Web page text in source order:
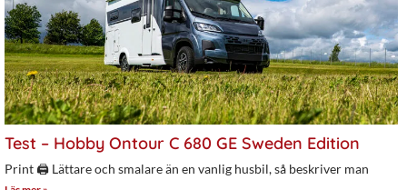
Test – Hobby Ontour C 680 GE Sweden Edition
Print 🖨 Lättare och smalare än en vanlig husbil, så beskriver man